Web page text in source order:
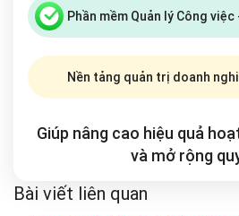
Phần mềm Quản lý Công việc
Nền tảng quản trị doanh
Giúp nâng cao hiệu quả
và mở rộng
Bài viết liên quan